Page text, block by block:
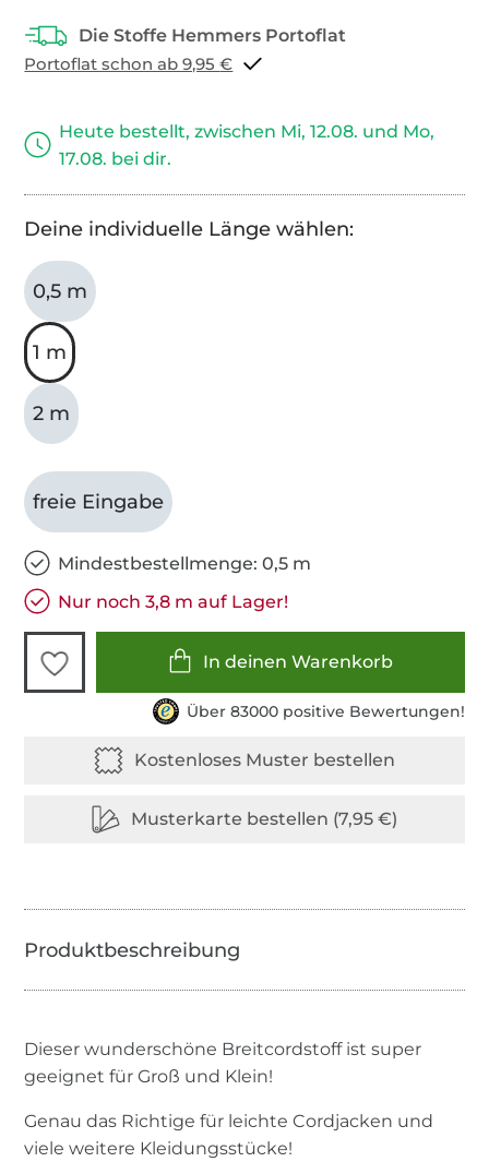
Portoflat schon ab 9,95 €
Heute bestellt, zwischen Mi, 12.08. und Mo,
17.08. bei dir.
Deine individuelle Länge wählen:
0,5 m
1 m
2 m
freie Eingabe
Mindestbestellmenge: 0,5 m
Nur noch 3,8 m auf Lager!
In deinen Warenkorb
Über 83000 positive Bewertungen!
Dieser wunderschöne Breitcordstoff ist super
geeignet für Groß und Klein!
Genau das Richtige für leichte Cordjacken und
viele weitere Kleidungsstücke!